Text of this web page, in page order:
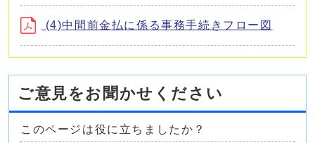
(4)中間前金払に係る事務手続きフロー図
ご意見をお聞かせください
このページは役に立ちましたか？